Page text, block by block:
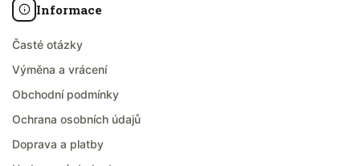
Informace
Časté otázky
Výměna a vrácení
Obchodní podmínky
Ochrana osobních údajů
Doprava a platby